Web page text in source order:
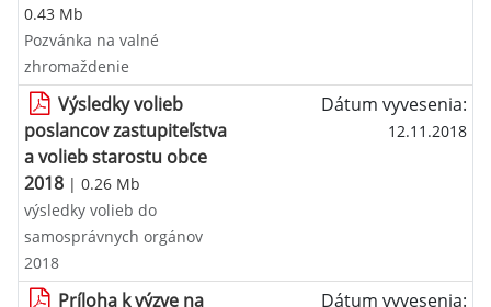
0.43 Mb
Pozvánka na valné
zhromaždenie
Výsledky volieb
poslancov zastupiteľstva
a volieb starostu obce
2018 | 0.26 Mb
Dátum vyvesenia:
12.11.2018
výsledky volieb do
samosprávnych orgánov
2018
Príloha k výzve na
Dátum vyvesenia: